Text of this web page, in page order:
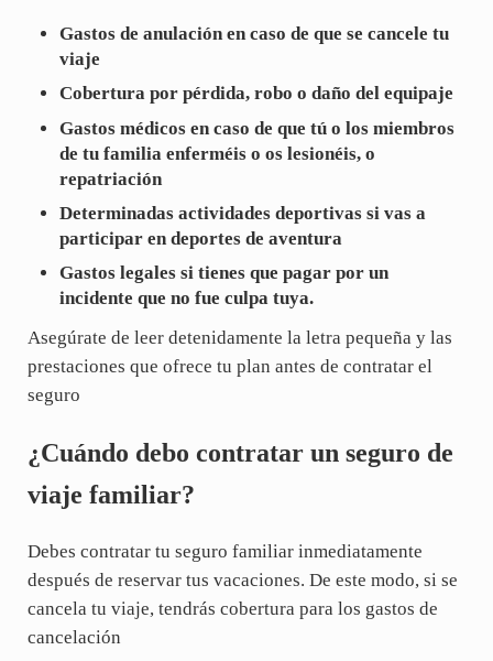
Gastos de anulación en caso de que se cancele tu
viaje
Cobertura por pérdida, robo o daño del equipaje
Gastos médicos en caso de que tú o los miembros
de tu familia enferméis o os lesionéis, o
repatriación
Determinadas actividades deportivas si vas a
participar en deportes de aventura
Gastos legales si tienes que pagar por un
incidente que no fue culpa tuya.
Asegúrate de leer detenidamente la letra pequeña y las
prestaciones que ofrece tu plan antes de contratar el
seguro
¿Cuándo debo contratar un seguro de
viaje familiar?
Debes contratar tu seguro familiar inmediatamente
después de reservar tus vacaciones. De este modo, si se
cancela tu viaje, tendrás cobertura para los gastos de
cancelación